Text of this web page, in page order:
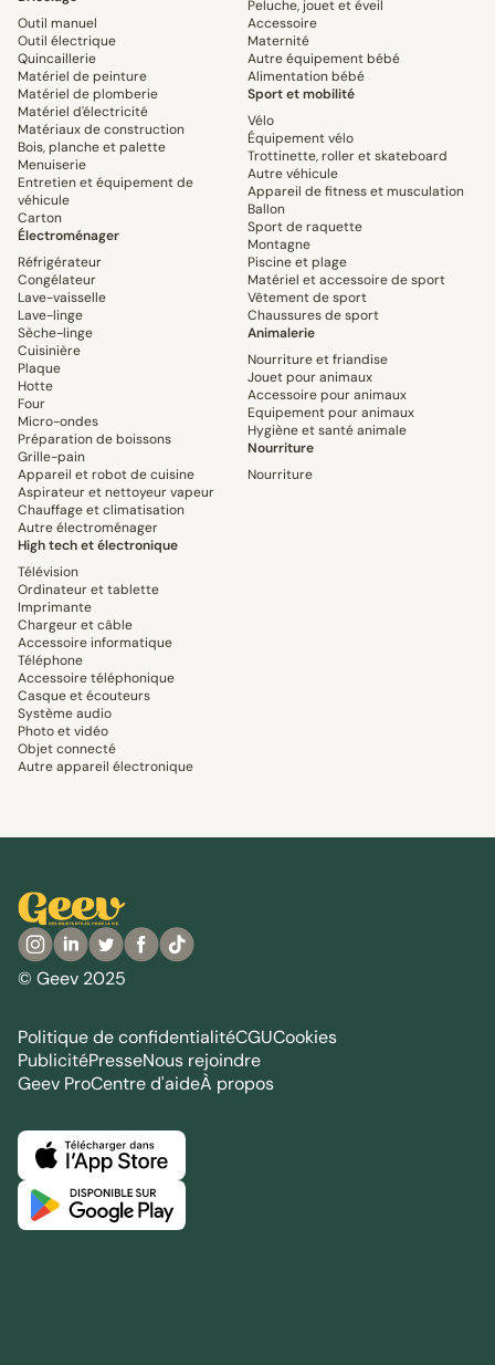
Outil manuel
Outil électrique
Quincaillerie
Matériel de peinture
Matériel de plomberie
Matériel d'électricité
Matériaux de construction
Bois, planche et palette
Menuiserie
Entretien et équipement de
véhicule
Carton
Électroménager
Réfrigérateur
Congélateur
Lave-vaisselle
Lave-linge
Sèche-linge
Cuisinière
Plaque
Hotte
Four
Micro-ondes
Préparation de boissons
Grille-pain
Appareil et robot de cuisine
Aspirateur et nettoyeur vapeur
Chauffage et climatisation
Autre électroménager
High tech et électronique
Télévision
Ordinateur et tablette
Imprimante
Chargeur et câble
Accessoire informatique
Téléphone
Accessoire téléphonique
Casque et écouteurs
Système audio
Photo et vidéo
Objet connecté
Autre appareil électronique
Peluche, jouet et éveil
Accessoire
Maternité
Autre équipement bébé
Alimentation bébé
Sport et mobilité
Vélo
Équipement vélo
Trottinette, roller et skateboard
Autre véhicule
Appareil de fitness et musculation
Ballon
Sport de raquette
Montagne
Piscine et plage
Matériel et accessoire de sport
Vêtement de sport
Chaussures de sport
Animalerie
Nourriture et friandise
Jouet pour animaux
Accessoire pour animaux
Equipement pour animaux
Hygiène et santé animale
Nourriture
Nourriture
© Geev 2025
Politique de confidentialitéCGUCookies
PublicitéPresseNous rejoindre
Geev ProCentre d'aideÀ propos